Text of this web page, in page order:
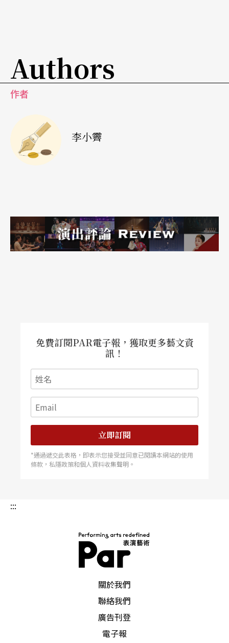
在編舞時常對舞者耳提面命的「技巧不重要，情緒
對了才重要」，或許可被視為鮑許名言「我在乎的
是為何而動，而不是如何動」的再延伸。
三十舞蹈劇場的編舞者吳碧容自承作品受到鮑許很
多的啟發，她認為鮑許對自己的影響與其說是技巧
性的，不如說是觀念上的啟蒙。鮑許作品擅用許多
是第一人稱的書寫，她將女性創作者的位置提高到
一定的地位，在她的舞作中，女性角色往往來得比
男性重要。
這正透露了台灣的創作者在歷經各種門派的洗禮交
流，混合了美國後現代、甚至後現代之後的新古典
主義舞蹈、歐洲舞蹈劇場等風格，再反觀自己的生
命經驗，揉合出屬於台灣文化特質的現代舞蹈語
劇場導演以作品向鮑許致敬
跳出舞蹈界，鮑許也是台灣許多小劇場導演的精神
行
文般的對白讓觀眾沈溺在柔軟的空氣裡之外，作為
段落發展的音樂主題，以舞蹈劇場的表演方式，努
戀愛的感覺。而新生代劇場導演Baboo，亦在《時
間之書》以及《疾病備忘》戲裡炮製鮑許的舞蹈片
段，Baboo說，鮑許的舞蹈畫面對他而言就像是豐
Authors
作者
李小霽
免費訂閱PAR電子報，獲取更多藝文資
訊！
立即訂閱
*通過遞交此表格，即表示您接受並同意已閱讀本網站的使用
條款，私隱政策和個人資料收集聲明。
:::
關於我們
聯絡我們
廣告刊登
電子報